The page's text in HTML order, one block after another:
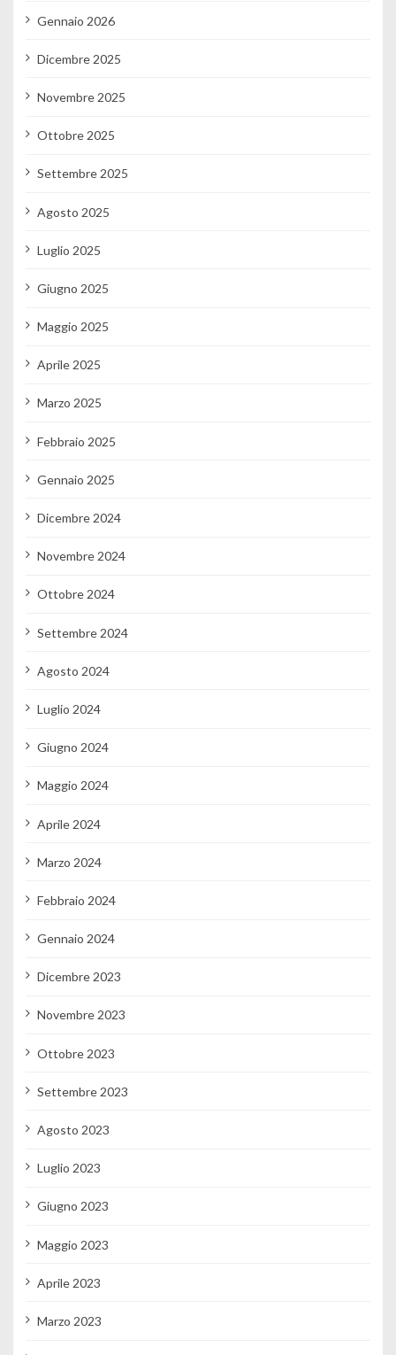
Gennaio 2026
Dicembre 2025
Novembre 2025
Ottobre 2025
Settembre 2025
Agosto 2025
Luglio 2025
Giugno 2025
Maggio 2025
Aprile 2025
Marzo 2025
Febbraio 2025
Gennaio 2025
Dicembre 2024
Novembre 2024
Ottobre 2024
Settembre 2024
Agosto 2024
Luglio 2024
Giugno 2024
Maggio 2024
Aprile 2024
Marzo 2024
Febbraio 2024
Gennaio 2024
Dicembre 2023
Novembre 2023
Ottobre 2023
Settembre 2023
Agosto 2023
Luglio 2023
Giugno 2023
Maggio 2023
Aprile 2023
Marzo 2023